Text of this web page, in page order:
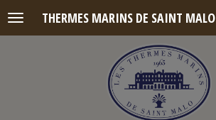
Menu THERMES MARINS DE SAINT MALO